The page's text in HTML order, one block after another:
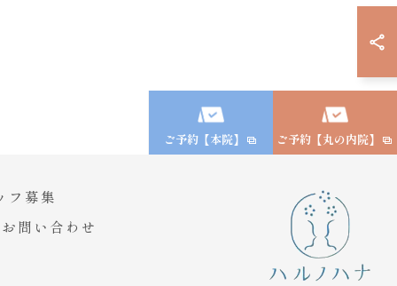
ご予約【本院】 ご予約【丸の内院】
フ募集
お問い合わせ